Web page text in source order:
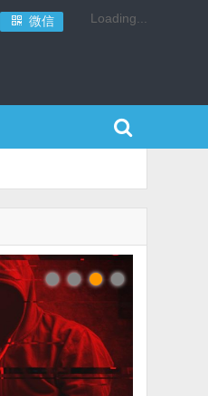
微信 Loading...